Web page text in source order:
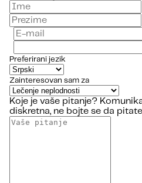
Preferirani jezik
Zainteresovan sam za
Koje je vaše pitanje?
diskretna, ne bojte se da